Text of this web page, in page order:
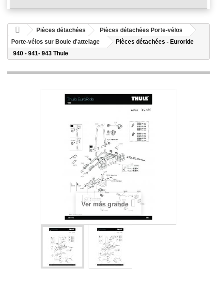
Pièces détachées
Pièces détachées Porte-vélos
Porte-vélos sur Boule d'attelage
Pièces détachées - Euroride
940 - 941- 943 Thule
Ver más grande